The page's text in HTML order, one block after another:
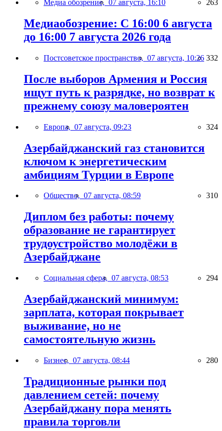
Медиа обозрение, 07 августа, 16:10 263
Медиаобозрение: С 16:00 6 августа
до 16:00 7 августа 2026 года
Постсоветское пространство, 07 августа, 10:26 332
После выборов Армения и Россия
ищут путь к разрядке, но возврат к
прежнему союзу маловероятен
Европа, 07 августа, 09:23 324
Азербайджанский газ становится
ключом к энергетическим
амбициям Турции в Европе
Общество, 07 августа, 08:59 310
Диплом без работы: почему
образование не гарантирует
трудоустройство молодёжи в
Азербайджане
Социальная сфера, 07 августа, 08:53 294
Азербайджанский минимум:
зарплата, которая покрывает
выживание, но не
самостоятельную жизнь
Бизнес, 07 августа, 08:44 280
Традиционные рынки под
давлением сетей: почему
Азербайджану пора менять
правила торговли